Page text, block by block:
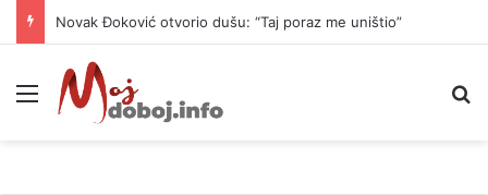
Novak Đoković otvorio dušu: “Taj poraz me uništio”
Meni